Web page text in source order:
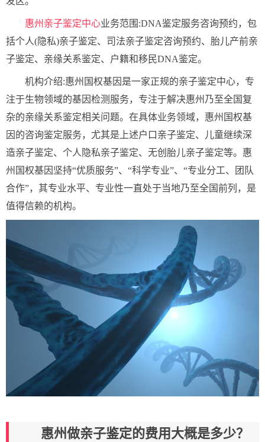
惠州亲子鉴定中心业务范围:DNA鉴定服务咨询预约，包
括个人(隐私)亲子鉴定、司法亲子鉴定咨询预约、胎儿产前亲
子鉴定、亲缘关系鉴定、户籍和移民DNA鉴定。
机构介绍:惠州国权基因是一家正规的亲子鉴定中心，专
注于生物领域的基因检测服务，专注于解决惠州乃至全国复
杂的亲缘关系鉴定相关问题。在具体业务领域，惠州国权基
因的咨询鉴定服务，尤其是上述户口亲子鉴定、儿童继续深
造亲子鉴定、个人隐私亲子鉴定、无创胎儿亲子鉴定等。惠
州国权基因坚持“优质服务”、“科学专业”、“专业分工、团队
合作”，其专业水平、专业性一直处于当地乃至全国前列，是
值得信赖的机构。
惠州做亲子鉴定的费用大概是多少？